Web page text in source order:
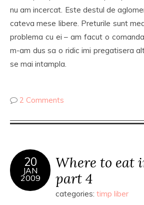
nu am incercat. Este destul de
cateva mese libere. Preturile sunt
problema cu ei – am facut o
m-am dus sa o ridic imi pregatisera
se mai intampla.
2 Comments
20
JAN
2009
Where to eat
part 4
categories: timp liber